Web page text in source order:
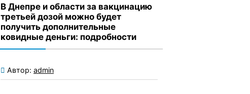
В Днепре и области за вакцинацию
третьей дозой можно будет
получить дополнительные
ковидные деньги: подробности
Автор: admin